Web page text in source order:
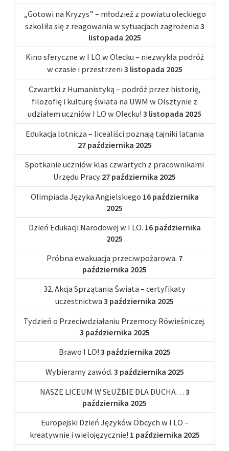
„Gotowi na Kryzys” – młodzież z powiatu oleckiego
szkoliła się z reagowania w sytuacjach zagrożenia 3
listopada 2025
Kino sferyczne w I LO w Olecku – niezwykła podróż
w czasie i przestrzeni 3 listopada 2025
Czwartki z Humanistyką – podróż przez historię,
filozofię i kulturę świata na UWM w Olsztynie z
udziałem uczniów I LO w Olecku! 3 listopada 2025
Edukacja lotnicza – licealiści poznają tajniki latania
27 października 2025
Spotkanie uczniów klas czwartych z pracownikami
Urzędu Pracy 27 października 2025
Olimpiada Języka Angielskiego 16 października
2025
Dzień Edukacji Narodowej w I LO. 16 października
2025
Próbna ewakuacja przeciwpożarowa. 7
października 2025
32. Akcja Sprzątania Świata – certyfikaty
uczestnictwa 3 października 2025
Tydzień o Przeciwdziałaniu Przemocy Rówieśniczej.
3 października 2025
Brawo I LO! 3 października 2025
Wybieramy zawód. 3 października 2025
NASZE LICEUM W SŁUŻBIE DLA DUCHA… 3
października 2025
Europejski Dzień Języków Obcych w I LO –
kreatywnie i wielojęzycznie! 1 października 2025